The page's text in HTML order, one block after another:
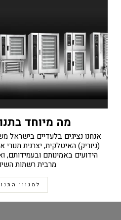
מה מיוחד
(גיוריק) האיטלקית, יצרנית תנורי
הידועים באמינותם
מרבית רשתות
למגוון